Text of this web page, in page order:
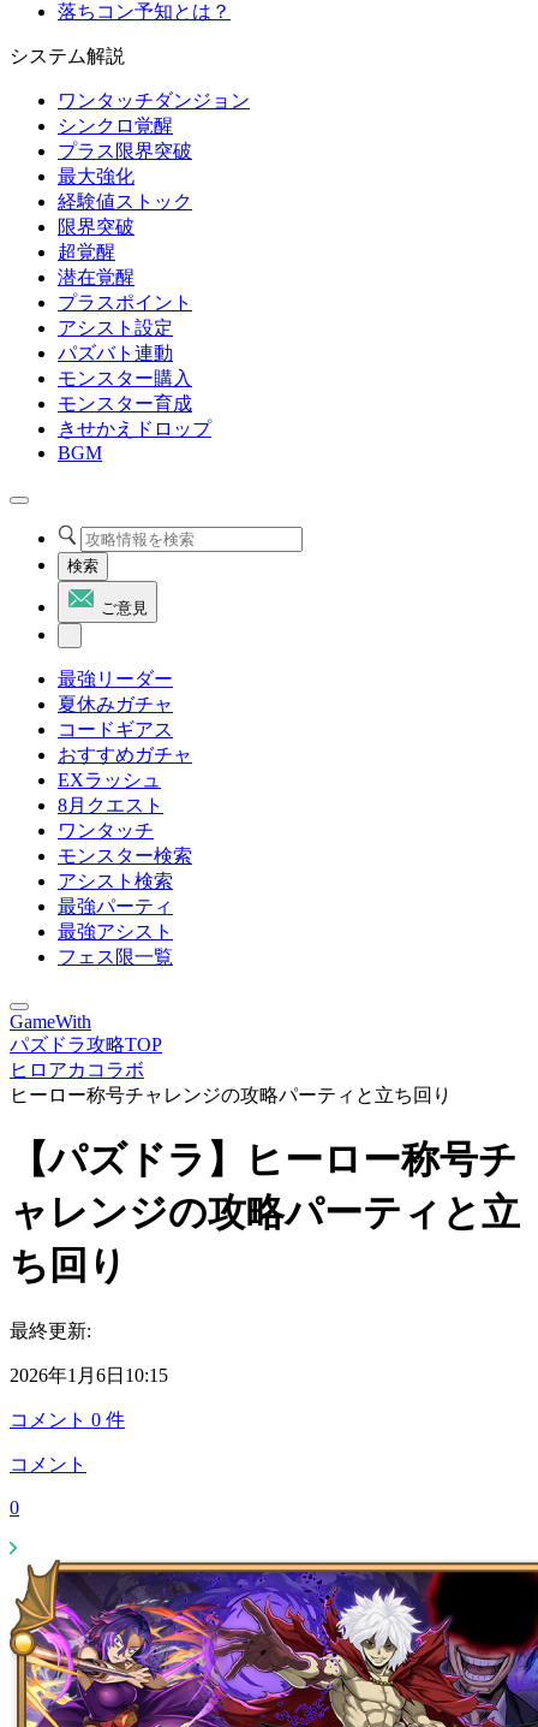
落ちコン予知とは？
システム解説
ワンタッチダンジョン
シンクロ覚醒
プラス限界突破
最大強化
経験値ストック
限界突破
超覚醒
潜在覚醒
プラスポイント
アシスト設定
パズバト連動
モンスター購入
モンスター育成
きせかえドロップ
BGM
検索
ご意見
最強リーダー
夏休みガチャ
コードギアス
おすすめガチャ
EXラッシュ
8月クエスト
ワンタッチ
モンスター検索
アシスト検索
最強パーティ
最強アシスト
フェス限一覧
GameWith
パズドラ攻略TOP
ヒロアカコラボ
ヒーロー称号チャレンジの攻略パーティと立ち回り
【パズドラ】ヒーロー称号チ
ャレンジの攻略パーティと立
ち回り
最終更新:
2026年1月6日10:15
コメント 0 件
コメント
0